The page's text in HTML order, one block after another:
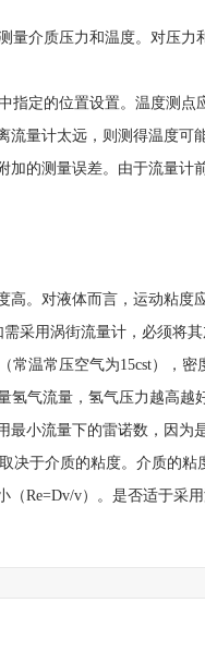
介质压力和温度。对压力
定的位置设置。温度测点
流量计太远，则测得温度可
的测量误差。由于流量计
。对液体而言，运动粘度
采用涡街流量计，必须将
常温常压空气为15cst），
氢气流量，氢气压力越高越
最小流量下的雷诺数，因为
决于介质的粘度。介质的粘
Re=Dv/v）。是否适于采